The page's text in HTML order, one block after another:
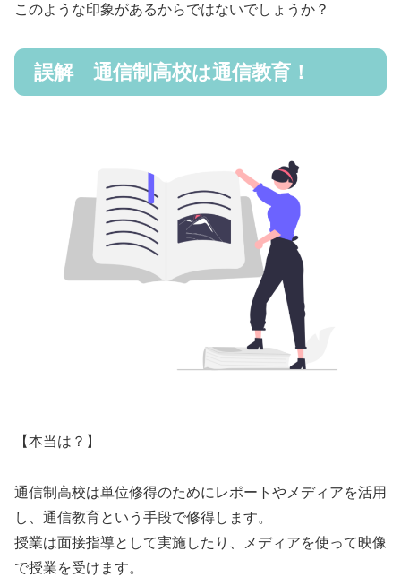
このような印象があるからではないでしょうか？
誤解 通信制高校は通信教育！
【本当は？】
通信制高校は単位修得のためにレポートやメディアを活用
し、通信教育という手段で修得します。
授業は面接指導として実施したり、メディアを使って映像
で授業を受けます。